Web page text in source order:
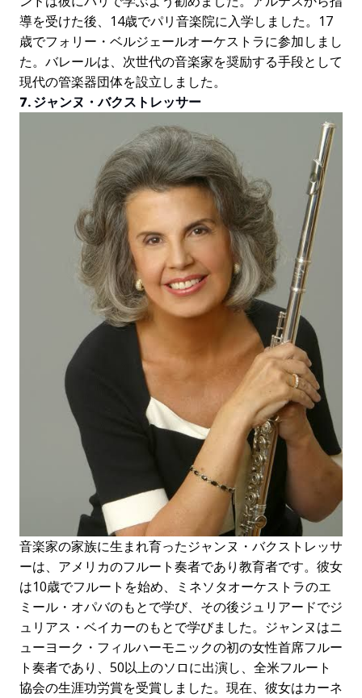
導を受けた後、14歳でパリ音楽院に入学しました。17
歳でフォリー・ベルジェールオーケストラに参加しまし
た。バレールは、次世代の音楽家を奨励する手段として
現代の管楽器団体を設立しました。
7. ジャンヌ・バクストレッサー
音楽家の家族に生まれ育ったジャンヌ・バクストレッサ
ーは、アメリカのフルート奏者であり教育者です。彼女
は10歳でフルートを始め、ミネソタオーケストラのエ
ミール・オパバのもとで学び、その後ジュリアードでジ
ュリアス・ベイカーのもとで学びました。ジャンヌはニ
ューヨーク・フィルハーモニックの初の女性首席フルー
ト奏者であり、50以上のソロに出演し、全米フルート
協会の生涯功労賞を受賞しました。現在、彼女はカーネ